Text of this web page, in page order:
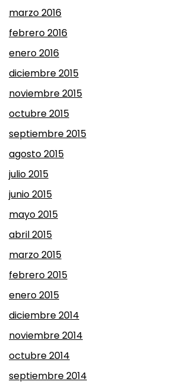
marzo 2016
febrero 2016
enero 2016
diciembre 2015
noviembre 2015
octubre 2015
septiembre 2015
agosto 2015
julio 2015
junio 2015
mayo 2015
abril 2015
marzo 2015
febrero 2015
enero 2015
diciembre 2014
noviembre 2014
octubre 2014
septiembre 2014